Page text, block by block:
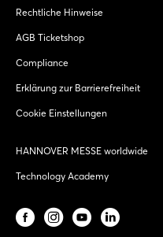
Rechtliche Hinweise
AGB Ticketshop
Compliance
Erklärung zur Barrierefreiheit
Cookie Einstellungen
HANNOVER MESSE worldwide
Technology Academy